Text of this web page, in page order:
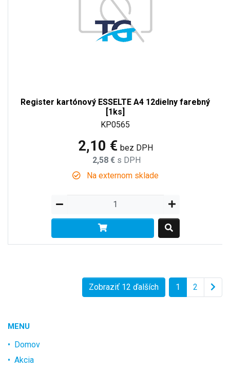
Register kartónový ESSELTE A4 12dielny farebný
[1ks]
KP0565
2,10 € bez DPH
2,58 € s DPH
Na externom sklade
Zobraziť 12 ďalších 1 2
MENU
Domov
Akcia